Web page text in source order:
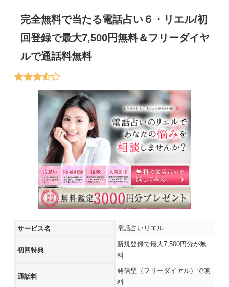
完全無料で当たる電話占い６・リエル/初
回登録で最大7,500円無料＆フリーダイヤ
ルで通話料無料
サービス名 電話占いリエル
初回特典
新規登録で最大7,500円分が無
料
通話料
発信型（フリーダイヤル）で無
料